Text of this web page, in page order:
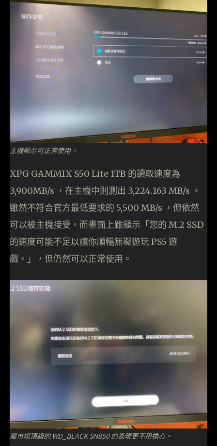
主機顯示可正常使用。
XPG GAMMIX S50 Lite 1TB 的讀取速度為
3,900MB/s ，在主機中則測出 3,224.163 MB/s 。
雖然不符合官方最低要求的 5,500 MB/s ，但依然
可以被主機接受，而畫面上雖顯示「您的 M.2 SSD
的速度可能不足以讓你順暢無礙遊玩 PS5 遊
戲。」，但仍然可以正常使用。
屬市場頂級的 WD_BLACK SN850 的表現更不用擔心。